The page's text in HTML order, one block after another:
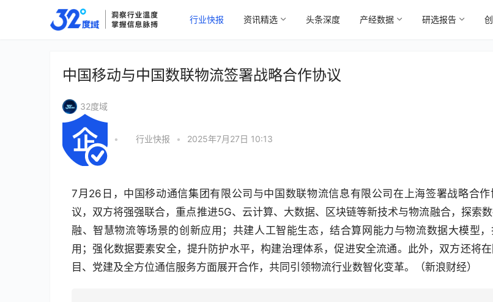
行业快报 资讯精选 头条深度 产经数据 研选报告
中国移动与中国数联物流签署战略合作协议
32度域
• 行业快报 • 2025年7月27日 10:13
7月26日，中国移动通信集团有限公司与中国数联物流信息有限公司在上海签署战略合
议，双方将强强联合，重点推进5G、云计算、大数据、区块链等新技术与物流融合，探索
融、智慧物流等场景的创新应用；共建人工智能生态，结合算网能力与物流数据大模型
用；强化数据要素安全，提升防护水平，构建治理体系，促进安全流通。此外，双方还将
目、党建及全方位通信服务方面展开合作，共同引领物流行业数智化变革。（新浪财经）